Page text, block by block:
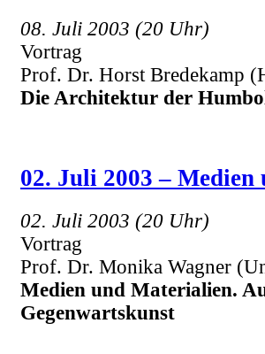
08. Juli 2003 (20 Uhr)
Vortrag
Prof. Dr. Horst Bredekamp
Die Architektur der
02. Juli 2003 –
02. Juli 2003 (20 Uhr)
Vortrag
Prof. Dr. Monika Wagner
Medien und Materialien.
Gegenwartskunst